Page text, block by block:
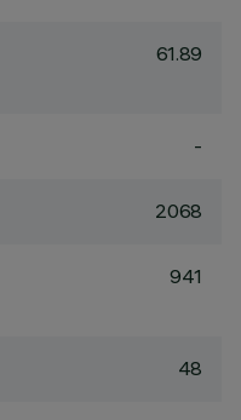
61.89
-
2068
941
48